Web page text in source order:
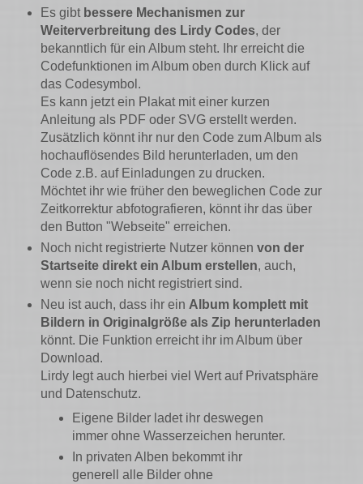
Es gibt bessere Mechanismen zur
Weiterverbreitung des Lirdy Codes, der
bekanntlich für ein Album steht. Ihr erreicht die
Codefunktionen im Album oben durch Klick auf
das Codesymbol.
Es kann jetzt ein Plakat mit einer kurzen
Anleitung als PDF oder SVG erstellt werden.
Zusätzlich könnt ihr nur den Code zum Album als
hochauflösendes Bild herunterladen, um den
Code z.B. auf Einladungen zu drucken.
Möchtet ihr wie früher den beweglichen Code zur
Zeitkorrektur abfotografieren, könnt ihr das über
den Button "Webseite" erreichen.
Noch nicht registrierte Nutzer können von der
Startseite direkt ein Album erstellen, auch,
wenn sie noch nicht registriert sind.
Neu ist auch, dass ihr ein Album komplett mit
Bildern in Originalgröße als Zip herunterladen
könnt. Die Funktion erreicht ihr im Album über
Download.
Lirdy legt auch hierbei viel Wert auf Privatsphäre
und Datenschutz.
Eigene Bilder ladet ihr deswegen
immer ohne Wasserzeichen herunter.
In privaten Alben bekommt ihr
generell alle Bilder ohne